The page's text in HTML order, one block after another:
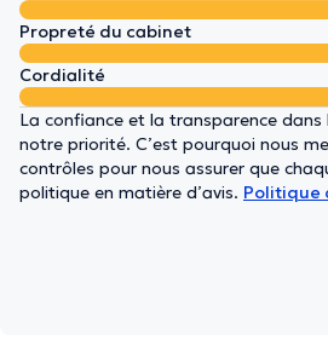
Propreté du cabinet
Cordialité
La confiance et la transparence
notre priorité. C’est pourquoi nous
contrôles pour nous assurer que
politique en matière d’avis. Politique